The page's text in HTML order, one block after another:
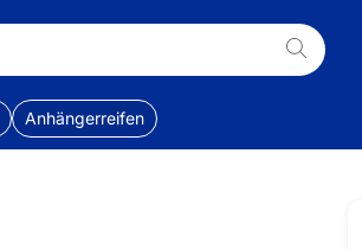
Anhängerreifen